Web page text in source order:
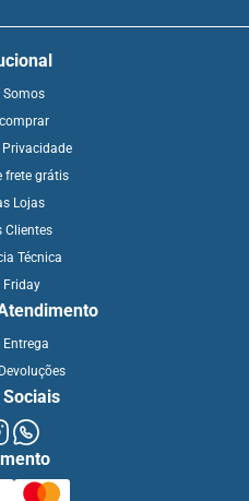
Somos
frete grátis
Lojas
Clientes
Técnica
Friday
Entrega
Sociais